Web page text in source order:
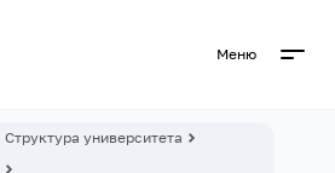
Меню
Структура университета